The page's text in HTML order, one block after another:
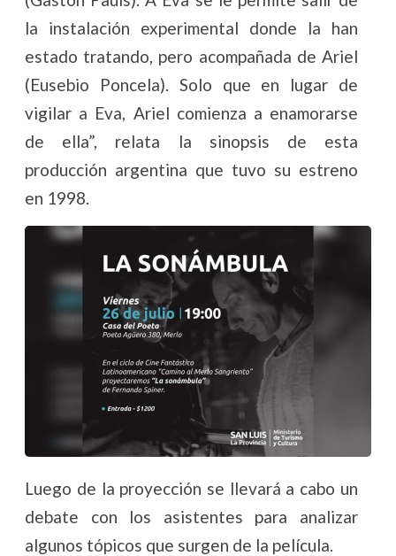
la instalación experimental donde la han
estado tratando, pero acompañada de Ariel
(Eusebio Poncela). Solo que en lugar de
vigilar a Eva, Ariel comienza a enamorarse
de ella”, relata la sinopsis de esta
producción argentina que tuvo su estreno
en 1998.
Luego de la proyección se llevará a cabo un
debate con los asistentes para analizar
algunos tópicos que surgen de la película.